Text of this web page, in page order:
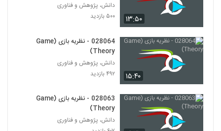
Theory)
۴۸۴ بازدید
028028 - نظریه پیچیدگی (Complexity
Theory)
۴۵۸ بازدید
29
028029 - نظریه پیچیدگی (Complexity
Theory)
۱۳:۵۰
دانش، پژوهش و فناوری
۵۰۰ بازدید
۱۵:۴۰
028064 - نظریه بازی (Game
Theory)
دانش، پژوهش و فناوری
۴۹۲ بازدید
028063 - نظریه بازی (Game
Theory)
دانش، پژوهش و فناوری